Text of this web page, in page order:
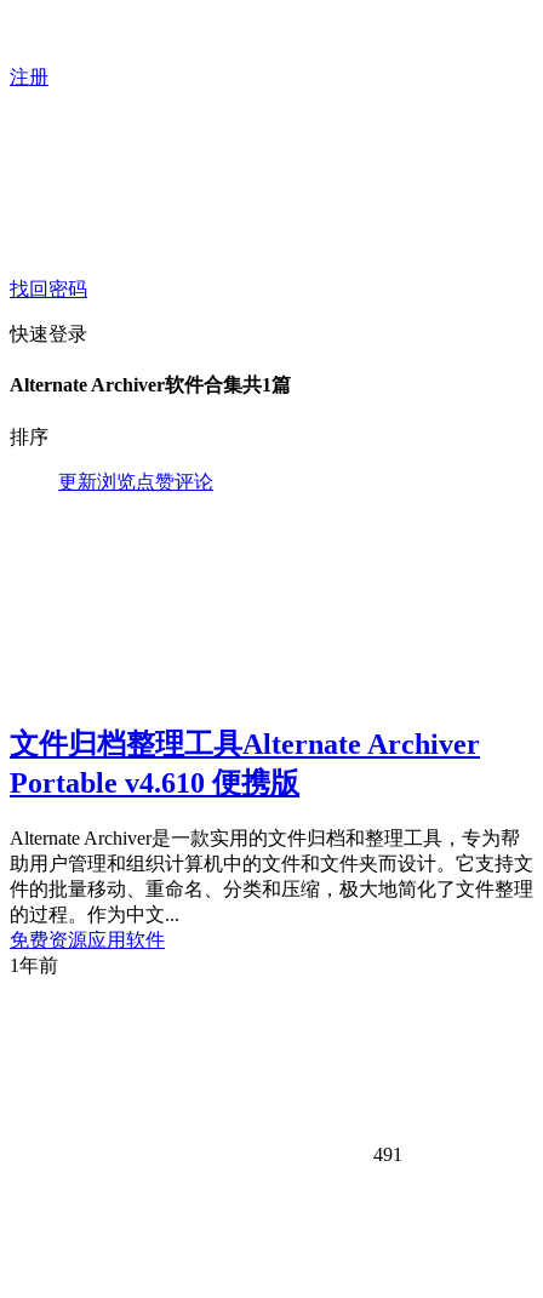
注册
找回密码
快速登录
Alternate Archiver软件合集共1篇
排序
更新浏览点赞评论
文件归档整理工具Alternate Archiver
Portable v4.610 便携版
Alternate Archiver是一款实用的文件归档和整理工具，专为帮
助用户管理和组织计算机中的文件和文件夹而设计。它支持文
件的批量移动、重命名、分类和压缩，极大地简化了文件整理
的过程。作为中文...
免费资源应用软件
1年前
491